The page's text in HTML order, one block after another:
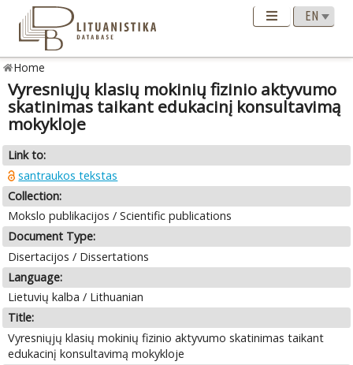
Home
Vyresniųjų klasių mokinių fizinio aktyvumo
skatinimas taikant edukacinį konsultavimą
mokykloje
Link to:
santraukos tekstas
Collection:
Mokslo publikacijos / Scientific publications
Document Type:
Disertacijos / Dissertations
Language:
Lietuvių kalba / Lithuanian
Title:
Vyresniųjų klasių mokinių fizinio aktyvumo skatinimas taikant
edukacinį konsultavimą mokykloje